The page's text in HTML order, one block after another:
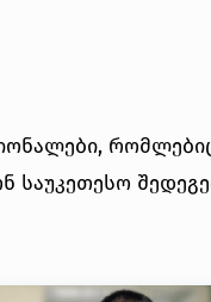
საუკეთესო